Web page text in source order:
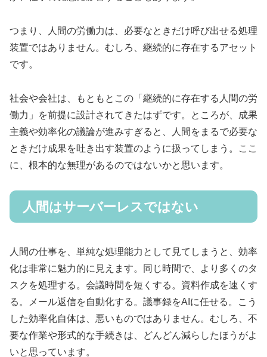
つまり、人間の労働力は、必要なときだけ呼び出せる処理
装置ではありません。むしろ、継続的に存在するアセット
です。
社会や会社は、もともとこの「継続的に存在する人間の労
働力」を前提に設計されてきたはずです。ところが、成果
主義や効率化の議論が進みすぎると、人間をまるで必要な
ときだけ成果を吐き出す装置のように扱ってしまう。ここ
に、根本的な無理があるのではないかと思います。
人間はサーバーレスではない
人間の仕事を、単純な処理能力として見てしまうと、効率
化は非常に魅力的に見えます。同じ時間で、より多くのタ
スクを処理する。会議時間を短くする。資料作成を速くす
る。メール返信を自動化する。議事録をAIに任せる。こう
した効率化自体は、悪いものではありません。むしろ、不
要な作業や形式的な手続きは、どんどん減らしたほうがよ
いと思っています。